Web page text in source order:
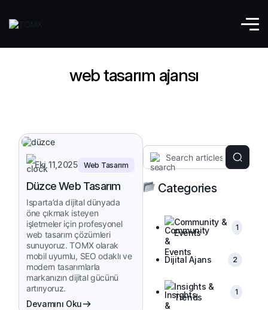
web tasarım ajansı
Eki 11,2025 Web Tasarım
Düzce Web Tasarım
Isparta’da dijital dünyada
öne çıkmak isteyen
işletmeler için profesyonel
web tasarım çözümleri
sunuyoruz. TOMX olarak
mobil uyumlu, SEO odaklı ve
modern tasarımlarla
markanızın dijital gücünü
artırıyoruz.
Devamını Oku
Categories
Community &
Events
1
Dijital Ajans 2
Insights &
Trends
1